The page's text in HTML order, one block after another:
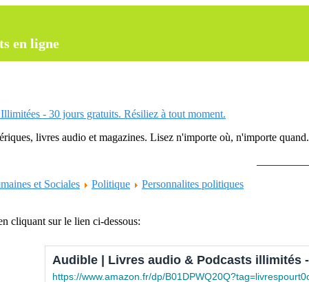
en ligne
- 30 jours gratuits. Résiliez à tout moment.
livres audio et magazines. Lisez n'importe où, n'importe
et Sociales Politique
Personnalites politiques
cliquant sur le lien ci-dessous:
Audible | Livres audio & Podcasts illimités
https://www.amazon.fr/dp/